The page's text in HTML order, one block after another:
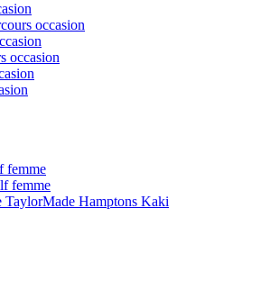
occasion
occasion
femme
femme
TaylorMade Hamptons Kaki